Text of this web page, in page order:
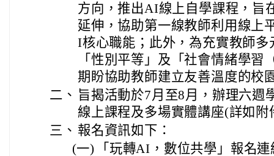
方向，推出AI線上自學課程，旨
延伸，協助第一線教師利用線上
I核心職能；此外，為充實教師
「性別平等」及「社會情緒學習
期盼協助教師建立友善溫度的校
二、 旨揭活動於7月至8月，辦理六週
線上課程及多場實體講座(詳如附
三、 報名資訊如下：
(一)
「玩轉AI，數位共學」報名